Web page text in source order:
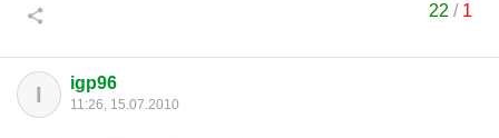
22 / 1
I igp96
11:26, 15.07.2010